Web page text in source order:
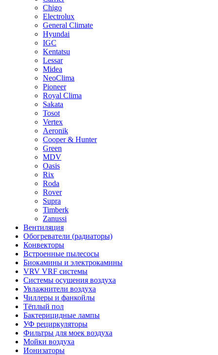
Chigo
Electrolux
General Climate
Hyundai
IGC
Kentatsu
Lessar
Midea
NeoClima
Pioneer
Royal Clima
Sakata
Tosot
Vertex
Aeronik
Cooper & Hunter
Green
MDV
Oasis
Rix
Roda
Rover
Supra
Timberk
Zanussi
Вентиляция
Обогреватели (радиаторы)
Конвекторы
Встроенные пылесосы
Биокамины и электрокамины
VRV VRF системы
Системы осушения воздуха
Увлажнители воздуха
Чиллеры и фанкойлы
Тёплый пол
Бактерицидные лампы
УФ рециркуляторы
Фильтры для моек воздуха
Мойки воздуха
Ионизаторы